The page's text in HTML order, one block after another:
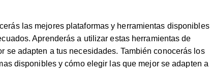
las mejores plataformas y herramientas disponibles
Aprenderás a utilizar estas herramientas de
se adapten a tus necesidades. También conocerás los
disponibles y cómo elegir las que mejor se adapten a